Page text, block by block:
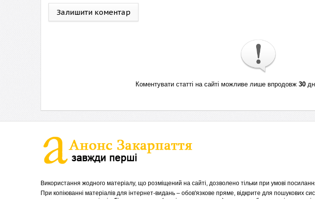
Залишити коментар
Коментувати статті на сайті можливе лише впродовж 30
Використання жодного матеріалу, що розміщений на сайті, дозволено тільки при умові
При копіюванні матеріалів для інтернет-видань – обов'язкове пряме, відкрите для пошукових